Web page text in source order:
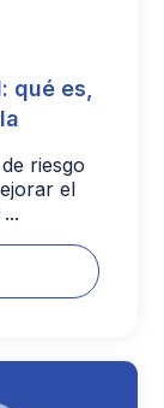
qué es,
riesgo
el